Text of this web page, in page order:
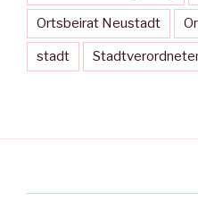
Ortsbeirat Neustadt
stadt